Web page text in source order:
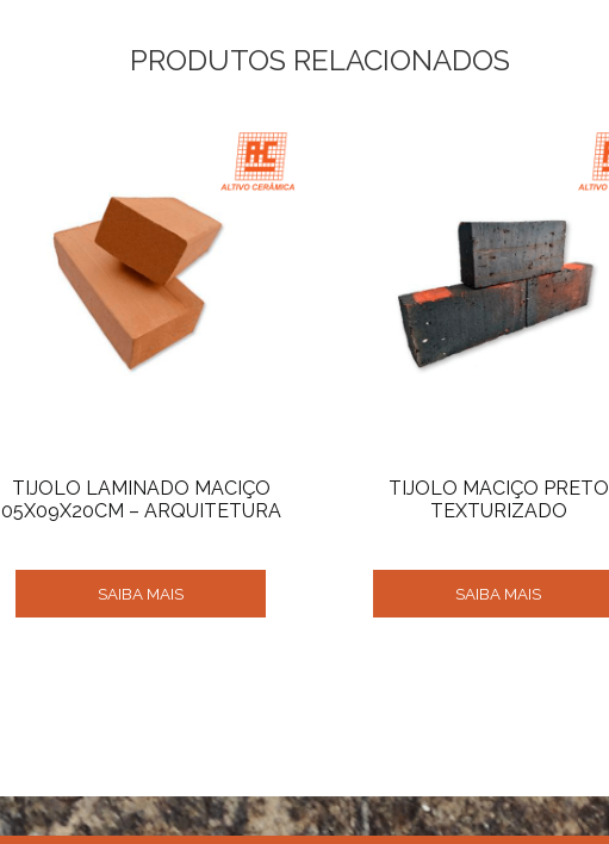
PRODUTOS RELACIONADOS
TIJOLO LAMINADO MACIÇO
05X09X20CM – ARQUITETURA
SAIBA MAIS
TIJOLO MACIÇO PRETO
TEXTURIZADO
SAIBA MAIS